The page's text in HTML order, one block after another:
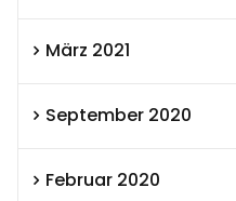
März 2021
September 2020
Februar 2020